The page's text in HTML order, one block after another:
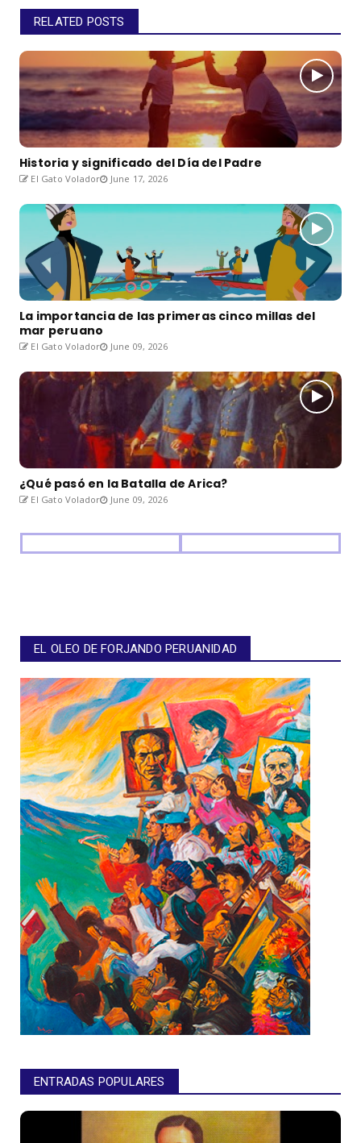
RELATED POSTS
Historia y significado del Día del Padre
El Gato Volador June 17, 2026
La importancia de las primeras cinco millas del
mar peruano
El Gato Volador June 09, 2026
¿Qué pasó en la Batalla de Arica?
El Gato Volador June 09, 2026
EL OLEO DE FORJANDO PERUANIDAD
ENTRADAS POPULARES